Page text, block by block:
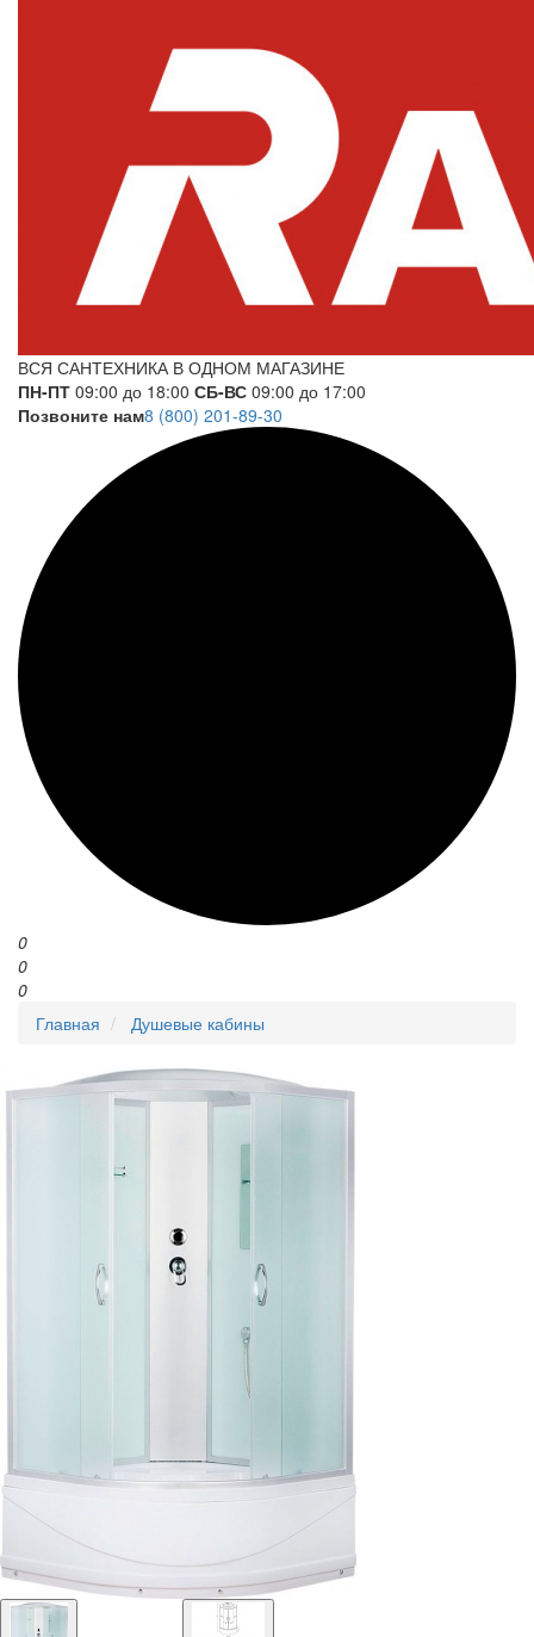
ВСЯ САНТЕХНИКА В ОДНОМ МАГАЗИНЕ
ПН-ПТ 09:00 до 18:00 СБ-ВС 09:00 до 17:00
Позвоните нам8 (800) 201-89-30
0
0
0
Главная
Душевые кабины